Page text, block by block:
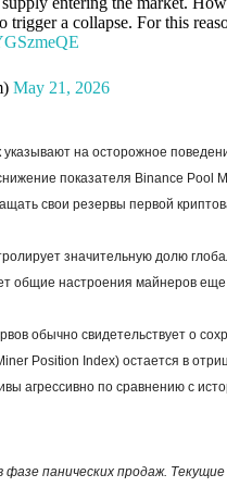
trigger a collapse. For this
May 21, 2026
на осторожное
показателя Binance Pool
свои резервы первой
значительную долю
общие настроения майнеров
обычно свидетельствует о
Position Index) остается в
агрессивно по сравнению с
панических продаж.